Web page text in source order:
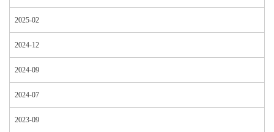
2025-02
2024-12
2024-09
2024-07
2023-09